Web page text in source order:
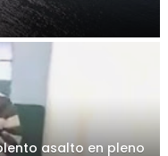
asalto en pleno